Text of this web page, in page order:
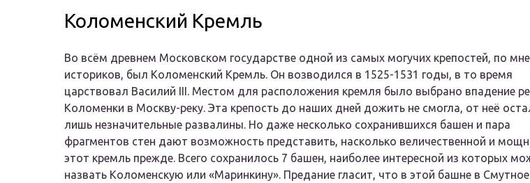
Коломенский Кремль
Во всём древнем Московском государстве одной из самых могучих крепостей, по
историков, был Коломенский Кремль. Он возводился в 1525-1531 годы, в то время
царствовал Василий III. Местом для расположения кремля было выбрано впадение
Коломенки в Москву-реку. Эта крепость до наших дней дожить не смогла, от неё
лишь незначительные развалины. Но даже несколько сохранившихся башен и пара
фрагментов стен дают возможность представить, насколько величественной и
этот кремль прежде. Всего сохранилось 7 башен, наиболее интересной из которых
назвать Коломенскую или «Маринкину». Предание гласит, что в этой башне в